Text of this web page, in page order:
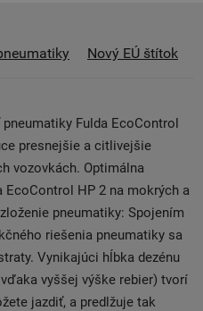
Nový EÚ štítok
Fulda EcoControl
presnejšie a citlivejšie
vozovkách. Optimálna
HP 2 na mokrých a
pneumatiky: Spojením
riešenia pneumatiky sa
Vynikajúci hĺbka dezénu
vyššej výške rebier) tvorí
jazdiť, a predlžuje tak